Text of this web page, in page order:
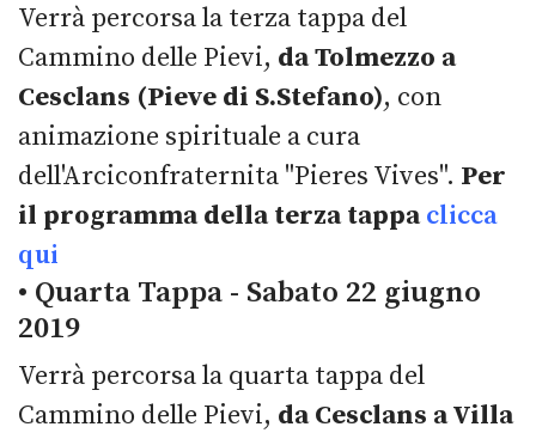
Verrà percorsa la terza tappa del
Cammino delle Pievi, da Tolmezzo a
Cesclans (Pieve di S.Stefano), con
animazione spirituale a cura
dell'Arciconfraternita "Pieres Vives". Per
il programma della terza tappaclicca
qui
• Quarta Tappa - Sabato 22 giugno
2019
Verrà percorsa la quarta tappa del
Cammino delle Pievi, da Cesclans a Villa